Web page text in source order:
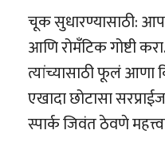
चूक सुधारण्यासाठी:
आणि रोमँटिक गोष्टी
त्यांच्यासाठी फूलं आणा
एखादा छोटासा
स्पार्क जिवंत ठेवणे